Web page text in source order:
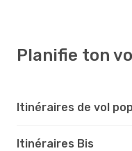
Planifie ton
Itinéraires de vol
Itinéraires Bis